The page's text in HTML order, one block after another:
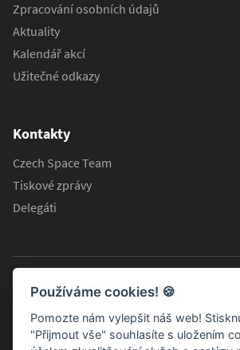
Zpracování osobních údajů
Aktuality
Kalendář akcí
Užitečné odkazy
Kontakty
Czech Space Team
Tiskové zprávy
Delegáti
Používáme cookies! 🍪
Pomozte nám vylepšit náš web!
"Přijmout vše" souhlasíte s uložením